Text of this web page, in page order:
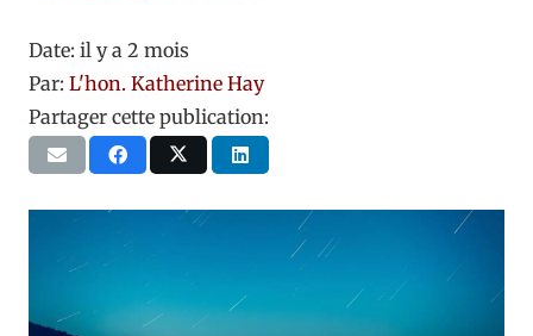
Date: il y a 2 mois
Par: L'hon. Katherine Hay
Partager cette publication: